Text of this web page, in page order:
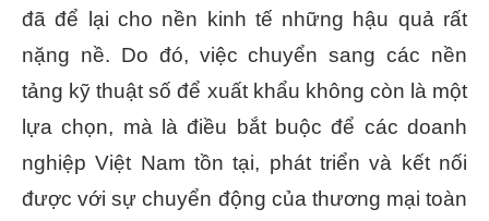
đã để lại cho nền kinh tế những hậu quả rất
nặng nề. Do đó, việc chuyển sang các nền
tảng kỹ thuật số để xuất khẩu không còn là một
lựa chọn, mà là điều bắt buộc để các doanh
nghiệp Việt Nam tồn tại, phát triển và kết nối
được với sự chuyển động của thương mại toàn